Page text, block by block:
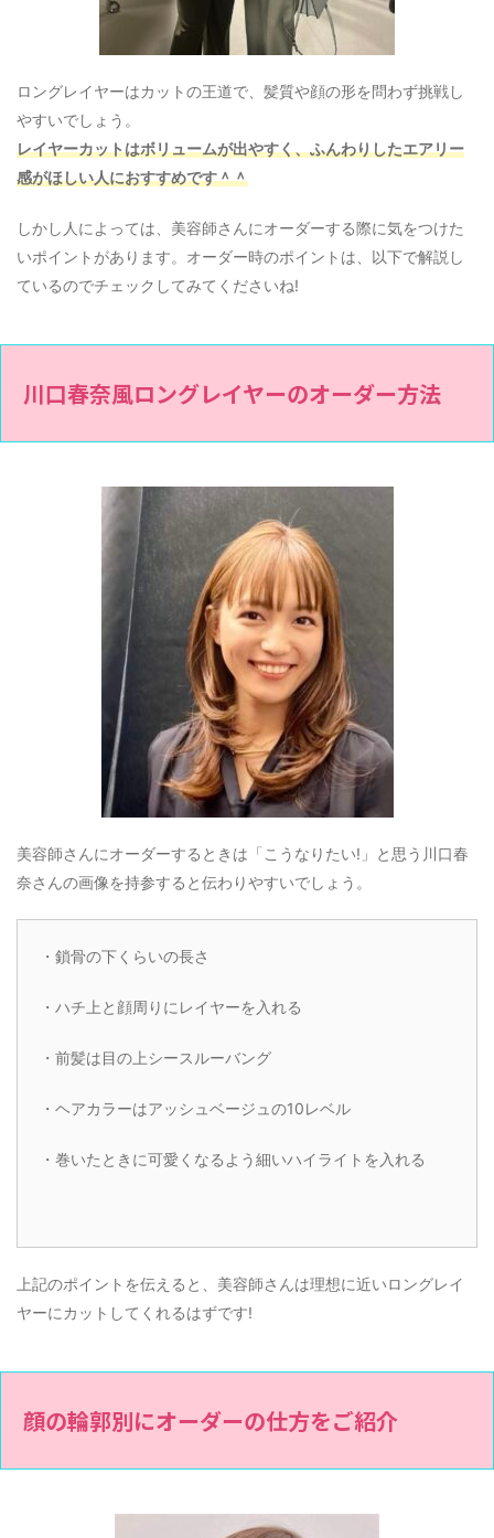
ロングレイヤーはカットの王道で、髪質や顔の形を問わず挑戦し
やすいでしょう。
レイヤーカットはボリュームが出やすく、ふんわりしたエアリー
感がほしい人におすすめです＾＾
しかし人によっては、美容師さんにオーダーする際に気をつけた
いポイントがあります。オーダー時のポイントは、以下で解説し
ているのでチェックしてみてくださいね!
川口春奈風ロングレイヤーのオーダー方法
美容師さんにオーダーするときは「こうなりたい!」と思う川口春
奈さんの画像を持参すると伝わりやすいでしょう。
・鎖骨の下くらいの長さ
・ハチ上と顔周りにレイヤーを入れる
・前髪は目の上シースルーバング
・ヘアカラーはアッシュベージュの10レベル
・巻いたときに可愛くなるよう細いハイライトを入れる
上記のポイントを伝えると、美容師さんは理想に近いロングレイ
ヤーにカットしてくれるはずです!
顔の輪郭別にオーダーの仕方をご紹介